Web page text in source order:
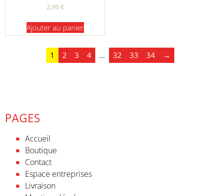
2,95€
Ajouter au panier
1 2 3 4 … 32 33 34 →
PAGES
Accueil
Boutique
Contact
Espace entreprises
Livraison